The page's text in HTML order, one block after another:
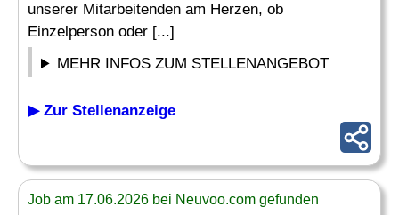
unserer Mitarbeitenden am Herzen, ob
Einzelperson oder [...]
MEHR INFOS ZUM STELLENANGEBOT
▶ Zur Stellenanzeige
Job am 17.06.2026 bei Neuvoo.com gefunden